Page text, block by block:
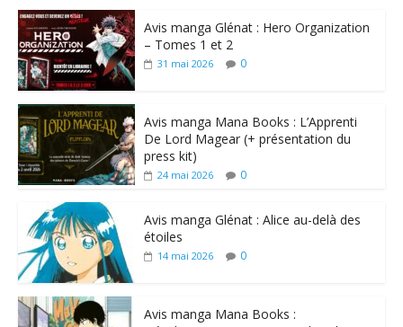
Avis manga Glénat : Hero Organization
– Tomes 1 et 2
31 mai 2026 0
Avis manga Mana Books : L’Apprenti
De Lord Magear (+ présentation du
press kit)
24 mai 2026 0
Avis manga Glénat : Alice au-delà des
étoiles
14 mai 2026 0
Avis manga Mana Books :